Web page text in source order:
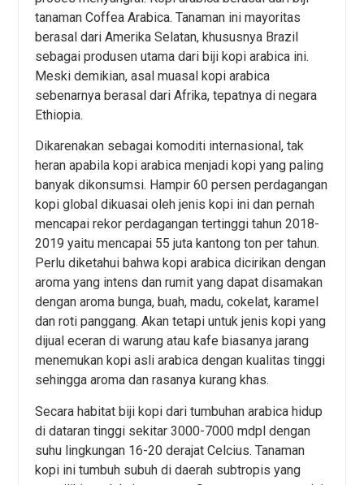
tanaman Coffea Arabica. Tanaman ini mayoritas
berasal dari Amerika Selatan, khususnya Brazil
sebagai produsen utama dari biji kopi arabica ini.
Meski demikian, asal muasal kopi arabica
sebenarnya berasal dari Afrika, tepatnya di negara
Ethiopia.
Dikarenakan sebagai komoditi internasional, tak
heran apabila kopi arabica menjadi kopi yang paling
banyak dikonsumsi. Hampir 60 persen perdagangan
kopi global dikuasai oleh jenis kopi ini dan pernah
mencapai rekor perdagangan tertinggi tahun 2018-
2019 yaitu mencapai 55 juta kantong ton per tahun.
Perlu diketahui bahwa kopi arabica dicirikan dengan
aroma yang intens dan rumit yang dapat disamakan
dengan aroma bunga, buah, madu, cokelat, karamel
dan roti panggang. Akan tetapi untuk jenis kopi yang
dijual eceran di warung atau kafe biasanya jarang
menemukan kopi asli arabica dengan kualitas tinggi
sehingga aroma dan rasanya kurang khas.
Secara habitat biji kopi dari tumbuhan arabica hidup
di dataran tinggi sekitar 3000-7000 mdpl dengan
suhu lingkungan 16-20 derajat Celcius. Tanaman
kopi ini tumbuh subuh di daerah subtropis yang